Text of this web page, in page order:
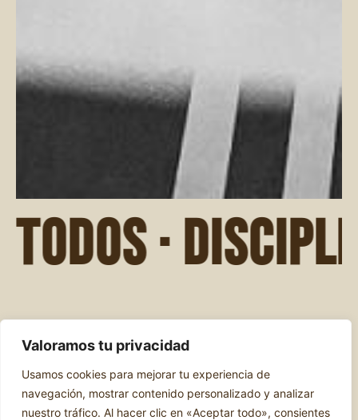
Valoramos tu privacidad
Usamos cookies para mejorar tu experiencia de
navegación, mostrar contenido personalizado y analizar
nuestro tráfico. Al hacer clic en «Aceptar todo», consientes
PRIMERA CLASE
El primer paso hacia tu mejor versión
empieza aquí. Reserva tu sesión
gratuita y experimenta el equilibrio
·